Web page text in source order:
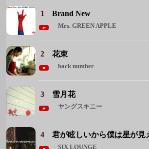
1Brand New
Mrs. GREEN APPLE
2花束
back number
3 雪月花
ヤングスキニー
4君が眩しいから僕は星が見
SIX LOUNGE